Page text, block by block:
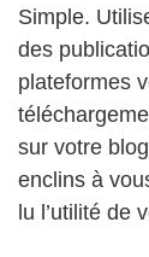
Simple.
des
plateformes
sur votre
enclins à
lu l’utilité de